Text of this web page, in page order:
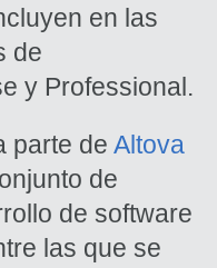
en las
de
y Professional.
parte de Altova
de
de software
las que se